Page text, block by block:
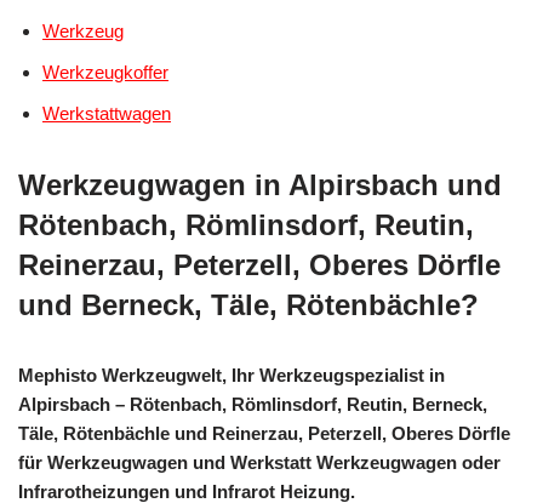
Werkzeug
Werkzeugkoffer
Werkstattwagen
Werkzeugwagen in Alpirsbach und
Rötenbach, Römlinsdorf, Reutin,
Reinerzau, Peterzell, Oberes Dörfle
und Berneck, Täle, Rötenbächle?
Mephisto Werkzeugwelt, Ihr Werkzeugspezialist in
Alpirsbach – Rötenbach, Römlinsdorf, Reutin, Berneck,
Täle, Rötenbächle und Reinerzau, Peterzell, Oberes Dörfle
für Werkzeugwagen und Werkstatt Werkzeugwagen oder
Infrarotheizungen und Infrarot Heizung.